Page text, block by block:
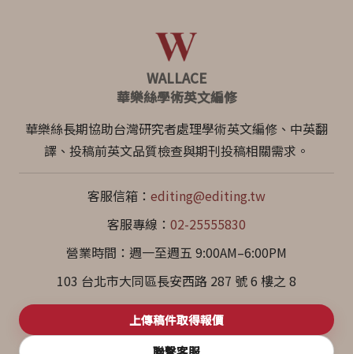
WALLACE
華樂絲學術英文編修
華樂絲長期協助台灣研究者處理學術英文編修、中英翻
譯、投稿前英文品質檢查與期刊投稿相關需求。
客服信箱： editing@editing.tw
客服專線： 02-25555830
營業時間：週一至週五 9:00AM–6:00PM
103 台北市大同區長安西路 287 號 6 樓之 8
上傳稿件取得報價